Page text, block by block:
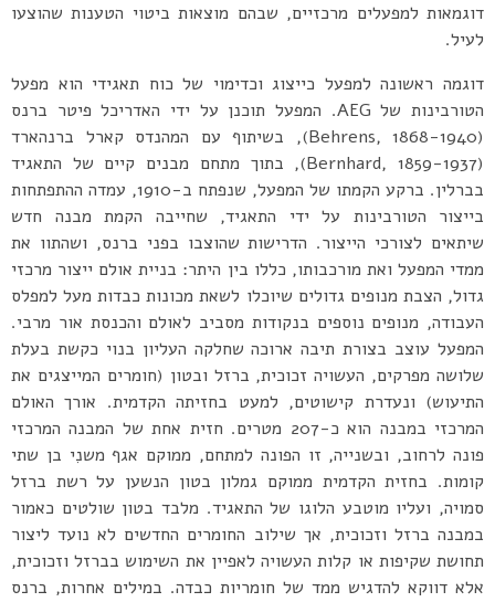
דוגמאות למפעלים מרכזיים, שבהם מוצאות ביטוי הטענות שהוצעו
לעיל.
דוגמה ראשונה למפעל כייצוג וכדימוי של כוח תאגידי הוא מפעל
הטורבינות של AEG. המפעל תוכנן על ידי האדריכל פיטר ברנס
(Behrens, 1868-1940), בשיתוף עם המהנדס קארל ברנהארד
(Bernhard, 1859-1937), בתוך מתחם מבנים קיים של התאגיד
בברלין. ברקע הקמתו של המפעל, שנפתח ב-1910, עמדה ההתפתחות
בייצור הטורבינות על ידי התאגיד, שחייבה הקמת מבנה חדש
שיתאים לצורכי הייצור. הדרישות שהוצבו בפני ברנס, ושהתוו את
ממדי המפעל ואת מורכבותו, כללו בין היתר: בניית אולם ייצור מרכזי
גדול, הצבת מנופים גדולים שיוכלו לשאת מכונות כבדות מעל למפלס
העבודה, מנופים נוספים בנקודות מסביב לאולם והכנסת אור מרבי.
המפעל עוצב בצורת תיבה ארוכה שחלקה העליון בנוי כקשת בעלת
שלושה מפרקים, העשויה זכוכית, ברזל ובטון (חומרים המייצגים את
התיעוש) ונעדרת קישוטים, למעט בחזיתה הקדמית. אורך האולם
המרכזי במבנה הוא כ-207 מטרים. חזית אחת של המבנה המרכזי
פונה לרחוב, ובשנייה, זו הפונה למתחם, ממוקם אגף משנִי בן שתי
קומות. בחזית הקדמית ממוקם גמלון בטון הנשען על רשת ברזל
סמויה, ועליו מוטבע הלוגו של התאגיד. מלבד בטון שולטים כאמור
במבנה ברזל וזכוכית, אך שילוב החומרים החדשים לא נועד ליצור
תחושת שקיפות או קלות העשויה לאפיין את השימוש בברזל וזכוכית,
אלא דווקא להדגיש ממד של חומריות כבדה. במילים אחרות, ברנס